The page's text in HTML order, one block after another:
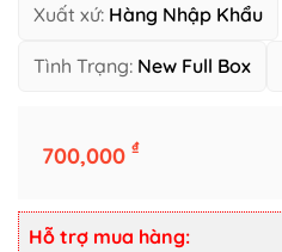
Xuất xứ: Hàng Nhập Khẩu
Tình Trạng: New Full Box
700,000 ₫
Hỗ trợ mua hàng: